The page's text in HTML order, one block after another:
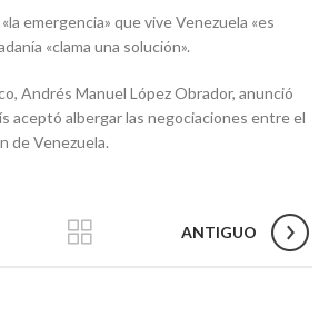
emergencia» que vive Venezuela «es
«clama una solución».
Andrés Manuel López Obrador, anunció
aceptó albergar las negociaciones entre el
de Venezuela.
ANTIGUO